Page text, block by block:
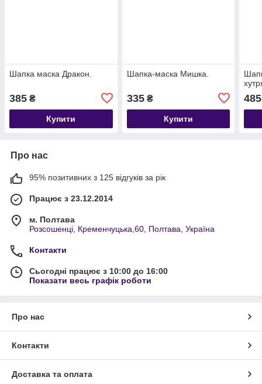
Шапка маска Дракон.
385 ₴
Купити
Шапка-маска Мишка.
335₴
Купити
485
Про нас
95% позитивних з 125 відгуків за рік
Працює з 23.12.2014
м. Полтава
Розсошенці, Кременчуцька,60, Полтава, Україна
Контакти
Сьогодні працює з 10:00 до 16:00
Показати весь графік роботи
Про нас
Контакти
Доставка та оплата